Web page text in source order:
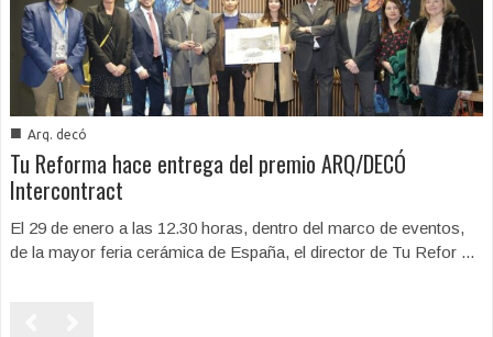
■ Arq. decó
Tu Reforma hace entrega del premio ARQ/DECÓ
Intercontract
El 29 de enero a las 12.30 horas, dentro del marco de eventos,
de la mayor feria cerámica de España, el director de Tu Refor ...